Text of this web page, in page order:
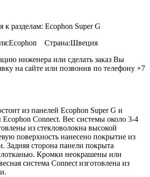
к разделам: Ecophon Super G
Страна:Швеция
инженера или сделать заказ Вы
на сайте или позвонив по телефону +7
из панелей Ecophon Super G и
Connect. Вес системы около 3-4
из стекловолокна высокой
поверхность нанесено покрытие из
Задняя сторона панели покрыта
Кромки неокрашены или
система Connect изготовлена из